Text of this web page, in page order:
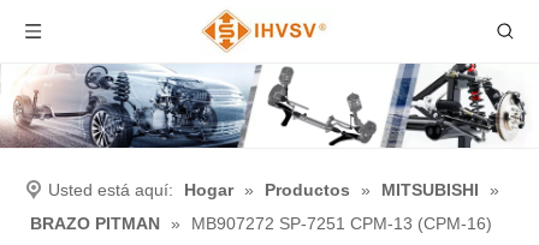
Usted está aquí: Hogar » Productos » MITSUBISHI
»
BRAZO PITMAN »
MB907272 SP-7251 CPM-13 (CPM-16)